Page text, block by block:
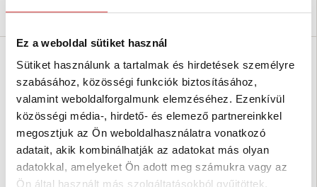
Ez a weboldal sütiket használ
Sütiket használunk a tartalmak és hirdetések személyre
szabásához, közösségi funkciók biztosításához,
valamint weboldalforgalmunk elemzéséhez. Ezenkívül
közösségi média-, hirdető- és elemező partnereinkkel
megosztjuk az Ön weboldalhasználatra vonatkozó
adatait, akik kombinálhatják az adatokat más olyan
adatokkal, amelyeket Ön adott meg számukra vagy az
Ön által használt más szolgáltatásokból gyűjtöttek.
Kosárba
Eladás
Eladás